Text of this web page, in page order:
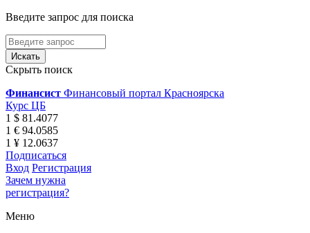
Введите запрос для поиска
Скрыть поиск
Финансист Финансовый портал Красноярска
Курс ЦБ
1 $ 81.4077
1 € 94.0585
1 ¥ 12.0637
Подписаться
Вход Регистрация
Зачем нужна
регистрация?
Меню